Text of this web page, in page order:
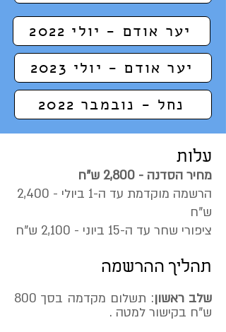
יער אודם - יולי 2022
יער אודם - יולי 2023
נחל - נובמבר 2022
עלות
מחיר הסדנה - 2,800 ש"ח
הרשמה מוקדמת עד ה-1 ביולי - 2,400
ש"ח
ציפורי שחר עד ה-15 ביוני - 2,100 ש"ח
תהליך ההרשמה
שלב ראשון
: תשלום מקדמה בסך 800
ש"ח בקישור למטה .